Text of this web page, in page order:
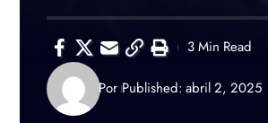
Por Published: abril 2, 2025
3 Min Read